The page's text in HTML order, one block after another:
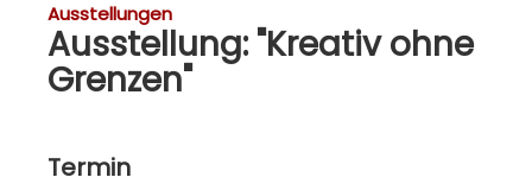
Ausstellungen
Ausstellung: "Kreativ ohne
Grenzen"
Termin